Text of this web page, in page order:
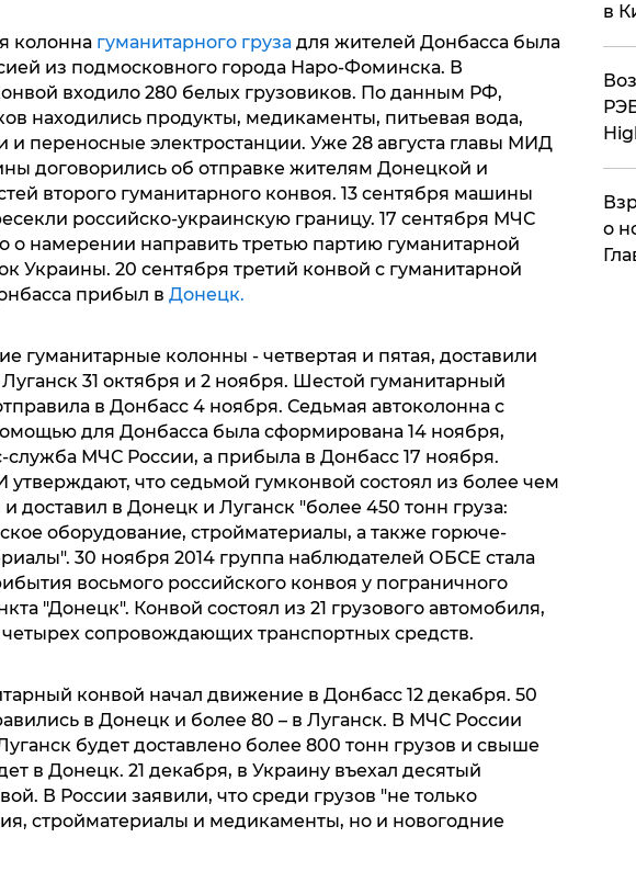
колоннагуманитарного груза для жителей Донбасса была
из подмосковного города Наро-Фоминска. В
входило 280 белых грузовиков. По данным РФ,
находились продукты, медикаменты, питьевая вода,
переносные электростанции. Уже 28 августа главы МИД
договорились об отправке жителям Донецкой и
второго гуманитарного конвоя. 13 сентября машины
российско-украинскую границу. 17 сентября МЧС
о намерении направить третью партию гуманитарной
Украины. 20 сентября третий конвой с гуманитарной
прибыл в Донецк.
гуманитарные колонны - четвертая и пятая, доставили
31 октября и 2 ноября. Шестой гуманитарный
в Донбасс 4 ноября. Седьмая автоколонна с
для Донбасса была сформирована 14 ноября,
служба МЧС России, а прибыла в Донбасс 17 ноября.
что седьмой гумконвой состоял из более чем
доставил в Донецк и Луганск "более 450 тонн груза:
оборудование, стройматериалы, а также горюче-
30 ноября 2014 группа наблюдателей ОБСЕ стала
восьмого российского конвоя у пограничного
"Донецк". Конвой состоял из 21 грузового автомобиля,
четырех сопровождающих транспортных средств.
конвой начал движение в Донбасс 12 декабря. 50
в Донецк и более 80 – в Луганск. В МЧС России
будет доставлено более 800 тонн грузов и свыше
в Донецк. 21 декабря, в Украину въехал десятый
В России заявили, что среди грузов "не только
стройматериалы и медикаменты, но и новогодние
в
о